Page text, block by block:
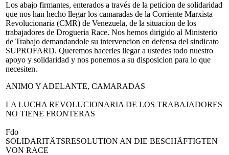
Los abajo firmantes, enterados a través de la peticion de solidaridad
que nos han hecho llegar los camaradas de la Corriente Marxista
Revolucionaria (CMR) de Venezuela, de la situacion de los
trabajadores de Drogueria Race. Nos hemos dirigido al Ministerio
de Trabajo demandandole su intervencion en defensa del sindicato
SUPROFARD. Queremos hacerles llegar a ustedes todo nuestro
apoyo y solidaridad y nos ponemos a su disposicion para lo que
necesiten.
ANIMO Y ADELANTE, CAMARADAS
LA LUCHA REVOLUCIONARIA DE LOS TRABAJADORES
NO TIENE FRONTERAS
Fdo
SOLIDARITÄTSRESOLUTION AN DIE BESCHÄFTIGTEN
VON RACE